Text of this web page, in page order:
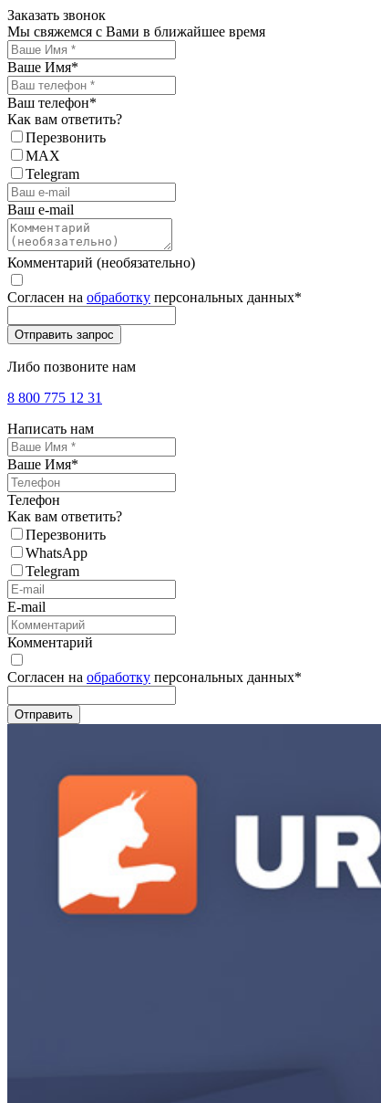
Заказать звонок
Мы свяжемся с Вами в ближайшее время
Ваше Имя*
Ваш телефон*
Как вам ответить?
Перезвонить
MAX
Telegram
Ваш e-mail
Комментарий (необязательно)
Согласен на обработку персональных данных*
Либо позвоните нам
8 800 775 12 31
Написать нам
Ваше Имя*
Телефон
Как вам ответить?
Перезвонить
WhatsApp
Telegram
E-mail
Комментарий
Согласен на обработку персональных данных*